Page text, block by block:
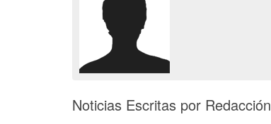
Noticias Escritas por Redacción